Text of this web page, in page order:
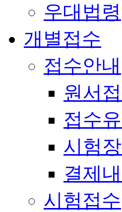
우대법령
개별접수
접수안내
원서
접수
시험
결제
시험접수